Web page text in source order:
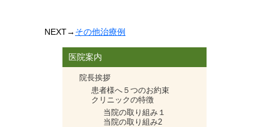
NEXT→ その他治療例
医院案内
院長挨拶
患者様へ５つのお約束
クリニックの特徴
当院の取り組み１
当院の取り組み2